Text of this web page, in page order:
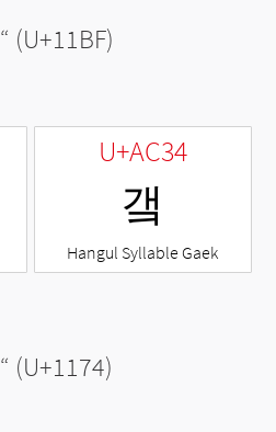
“ (U+11BF)
U+AC34
갴
Hangul Syllable Gaek
“ (U+1174)